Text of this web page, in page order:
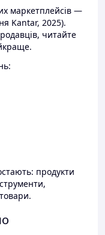
маркетплейсів —
Kantar, 2025).
читайте
продукти